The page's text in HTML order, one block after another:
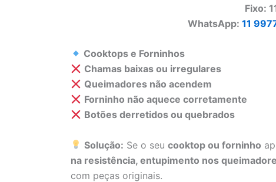
Fixo:
WhatsApp: 11
Cooktops e Forninhos
Chamas baixas ou irregulares
Queimadores não acendem
Forninho não aquece corretamente
Botões derretidos ou quebrados
Solução: Se o seucooktop ou forninho
na resistência, entupimento nos
com peças originais.